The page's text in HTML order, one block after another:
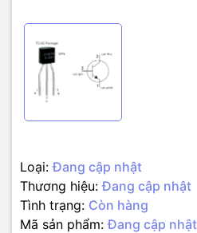
Loại: Đang cập nhật
Thương hiệu: Đang cập nhật
Tình trạng: Còn hàng
Mã sản phẩm: Đang cập nhật